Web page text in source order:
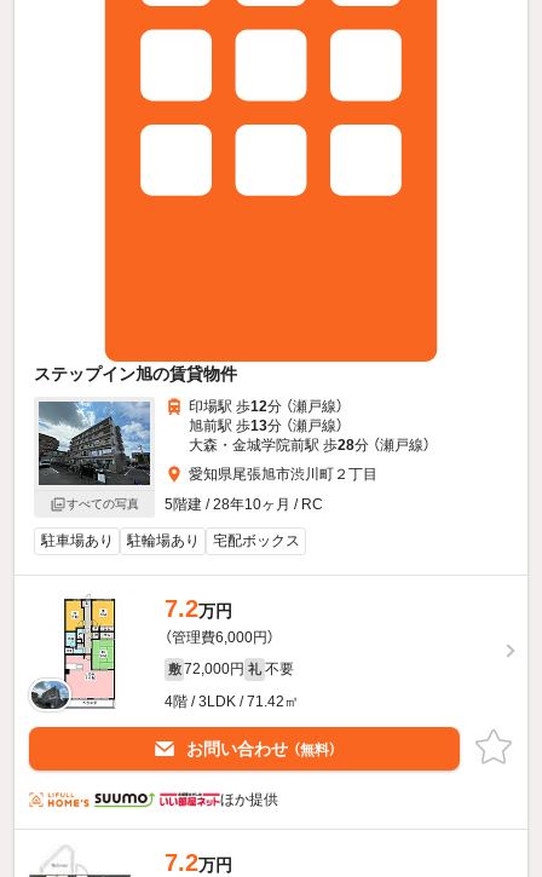
ステップイン旭の賃貸物件
すべての写真
印場駅 歩12分 （瀬戸線）
旭前駅 歩13分 （瀬戸線）
大森・金城学院前駅 歩28分 （瀬戸線）
愛知県尾張旭市渋川町２丁目
5階建 / 28年10ヶ月 / RC
駐車場あり 駐輪場あり 宅配ボックス
7.2万円
（管理費6,000円）
敷 72,000円 礼 不要
4階 / 3LDK / 71.42㎡
お問い合わせ （無料）
ほか提供
7.2万円